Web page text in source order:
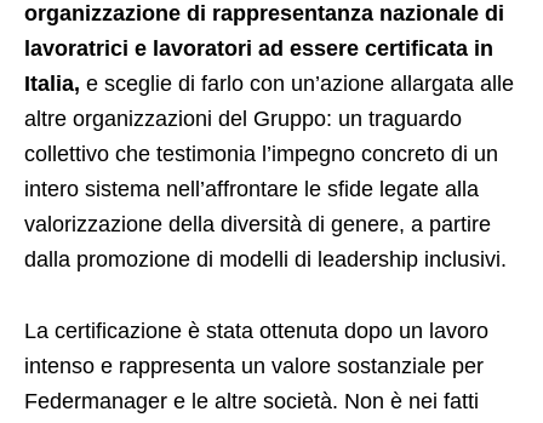
organizzazione di rappresentanza nazionale di
lavoratrici e lavoratori ad essere certificata in
Italia, e sceglie di farlo con un’azione allargata alle
altre organizzazioni del Gruppo: un traguardo
collettivo che testimonia l’impegno concreto di un
intero sistema nell’affrontare le sfide legate alla
valorizzazione della diversità di genere, a partire
dalla promozione di modelli di leadership inclusivi.
La certificazione è stata ottenuta dopo un lavoro
intenso e rappresenta un valore sostanziale per
Federmanager e le altre società. Non è nei fatti